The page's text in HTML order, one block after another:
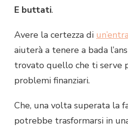
E buttati.
Avere la certezza di
aiuterà a tenere a bada
trovato quello che ti serve
problemi finanziari.
Che, una volta superata la
potrebbe trasformarsi in